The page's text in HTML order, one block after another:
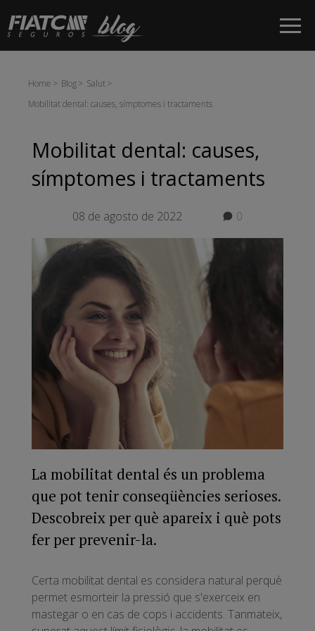
Salta al contingut principal
Home Blog
Salut
Mobilitat dental: causes, símptomes i tractaments
Mobilitat dental: causes,
símptomes i tractaments
08 de agosto de 2022 0
La mobilitat dental és un problema
que pot tenir conseqüències serioses.
Descobreix per què apareix i què pots
fer per prevenir-la.
Certa mobilitat dental es considera natural perquè
permet esmorteir la pressió que s'exerceix en
mastegar o en cas de cops i accidents. Tanmateix,